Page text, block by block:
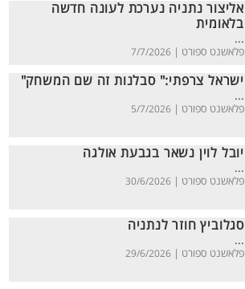
אליצור נתניה נערכת לעונה חדשה
בלאומית
...
פלאשנט ספורט | 7/7/2026
ישראל צרפתי:" סבלנות זה שם המשחק"
...
פלאשנט ספורט | 5/7/2026
יובל לוין נשאר בגבעת אולגה
...
פלאשנט ספורט | 30/6/2026
סגלוביץ חוזר לנתניה
...
פלאשנט ספורט | 29/6/2026